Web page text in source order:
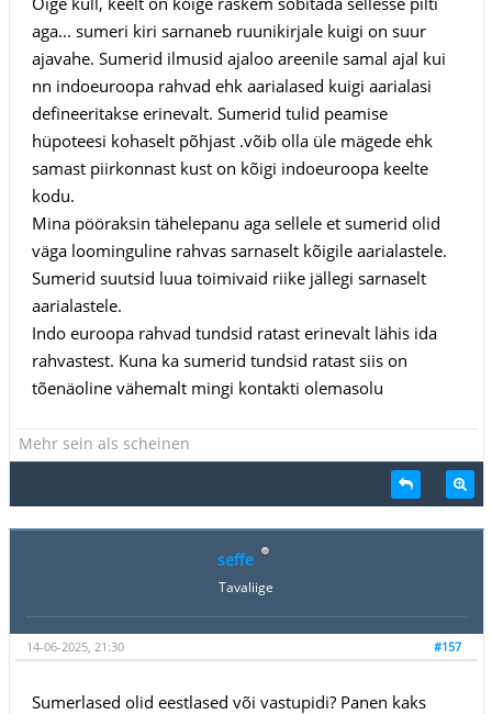
aga... sumeri kiri sarnaneb ruunikirjale kuigi on suur
ajavahe. Sumerid ilmusid ajaloo areenile samal ajal kui
nn indoeuroopa rahvad ehk aarialased kuigi aarialasi
defineeritakse erinevalt. Sumerid tulid peamise
hüpoteesi kohaselt põhjast .võib olla üle mägede ehk
samast piirkonnast kust on kõigi indoeuroopa keelte
kodu.
Mina pööraksin tähelepanu aga sellele et sumerid olid
väga loominguline rahvas sarnaselt kõigile aarialastele.
Sumerid suutsid luua toimivaid riike jällegi sarnaselt
aarialastele.
Indo euroopa rahvad tundsid ratast erinevalt lähis ida
rahvastest. Kuna ka sumerid tundsid ratast siis on
tõenäoline vähemalt mingi kontakti olemasolu
Mehr sein als scheinen
seffe
Tavaliige
#157
14-06-2025, 21:30
Sumerlased olid eestlased või vastupidi? Panen kaks